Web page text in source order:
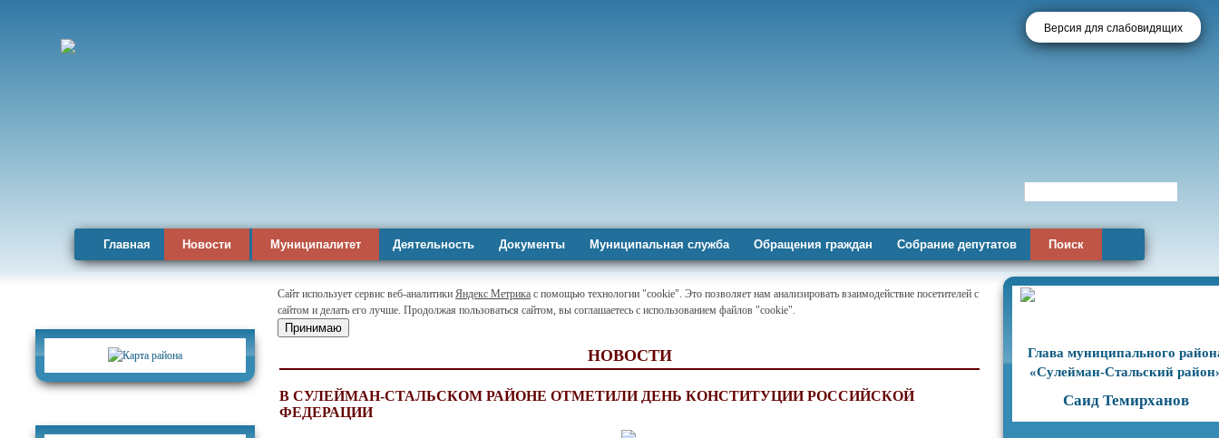
Версия для слабовидящих
Главная Новости Муниципалитет Деятельность Документы Муниципальная служба Обращения граждан Собрание депутатов Поиск
Сайт использует сервис веб-аналитики Яндекс Метрика с помощью технологии "cookie". Это позволяет нам анализировать взаимодействие посетителей с
сайтом и делать его лучше. Продолжая пользоваться сайтом, вы соглашаетесь с использованием файлов "cookie".
Принимаю
НОВОСТИ
В СУЛЕЙМАН-СТАЛЬСКОМ РАЙОНЕ ОТМЕТИЛИ ДЕНЬ КОНСТИТУЦИИ РОССИЙСКОЙ
ФЕДЕРАЦИИ
Глава муниципального
«Сулейман-Стальский
Саид Темирханов